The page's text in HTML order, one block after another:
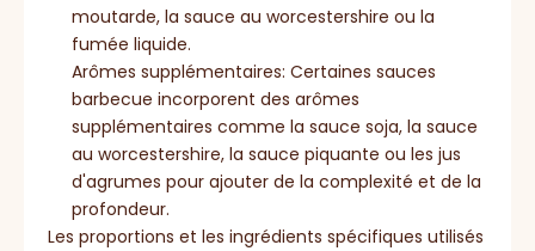
moutarde, la sauce au worcestershire ou la
fumée liquide.
Arômes supplémentaires: Certaines sauces
barbecue incorporent des arômes
supplémentaires comme la sauce soja, la sauce
au worcestershire, la sauce piquante ou les jus
d'agrumes pour ajouter de la complexité et de la
profondeur.
Les proportions et les ingrédients spécifiques utilisés